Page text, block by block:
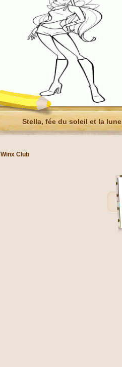
Stella, fée du soleil et la lune
Winx Club